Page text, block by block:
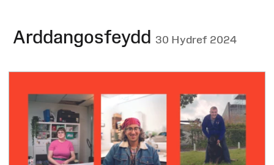
Arddangosfeydd 30 Hydref 2024